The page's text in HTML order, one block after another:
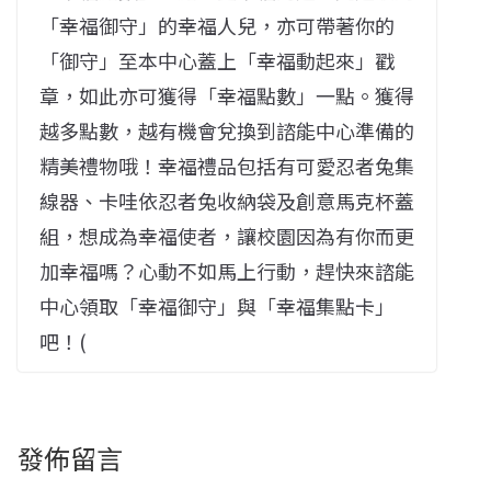
「幸福御守」的幸福人兒，亦可帶著你的
「御守」至本中心蓋上「幸福動起來」戳
章，如此亦可獲得「幸福點數」一點。獲得
越多點數，越有機會兌換到諮能中心準備的
精美禮物哦！幸福禮品包括有可愛忍者兔集
線器、卡哇依忍者兔收納袋及創意馬克杯蓋
組，想成為幸福使者，讓校園因為有你而更
加幸福嗎？心動不如馬上行動，趕快來諮能
中心領取「幸福御守」與「幸福集點卡」
吧！(
發佈留言